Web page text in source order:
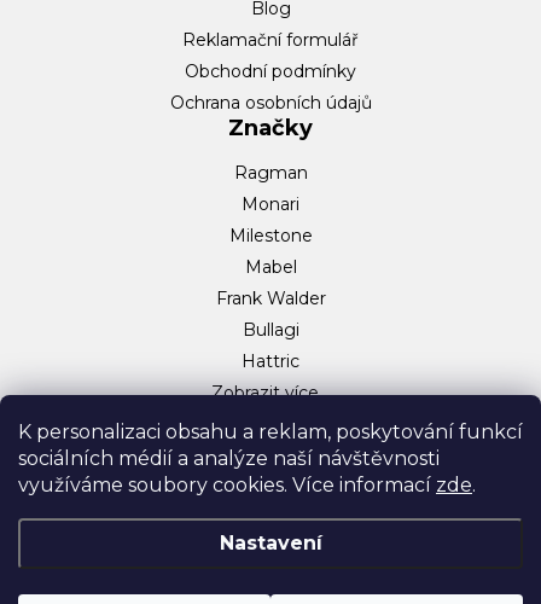
K personalizaci obsahu a reklam, poskytování funkcí
sociálních médií a analýze naší návštěvnosti
využíváme soubory cookies. Více informací zde.
Nastavení
Blog
Reklamační formulář
Obchodní podmínky
Ochrana osobních údajů
Značky
Ragman
Monari
Milestone
Mabel
Frank Walder
Bullagi
Hattric
Zobrazit více…
Sociální sítě
Facebook
Instagram
TikTok